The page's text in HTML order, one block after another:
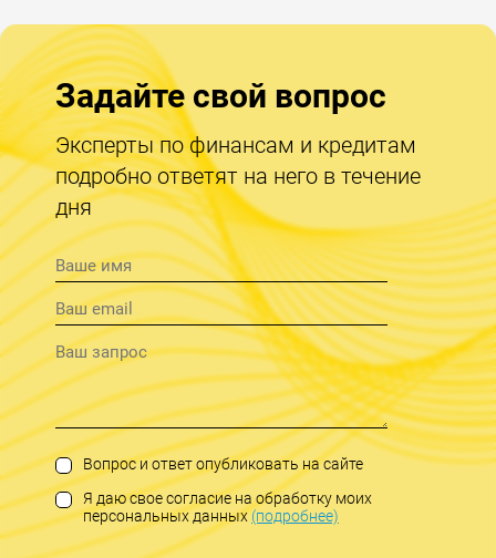
Задайте свой вопрос
Эксперты по финансам и кредитам
подробно ответят на него в течение
дня
Вопрос и ответ опубликовать на сайте
Я даю свое согласие на обработку моих
персональных данных(подробнее)